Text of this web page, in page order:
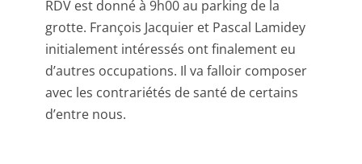
RDV est donné à 9h00 au parking de la
grotte. François Jacquier et Pascal Lamidey
initialement intéressés ont finalement eu
d’autres occupations. Il va falloir composer
avec les contrariétés de santé de certains
d’entre nous.